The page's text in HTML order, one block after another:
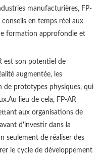
manufacturières, FP-
en temps réel aux
formation approfondie et
est son potentiel de
augmentée, les
de prototypes physiques, qui
lieu de cela, FP-AR
aux organisations de
d'investir dans la
seulement de réaliser des
le cycle de développement